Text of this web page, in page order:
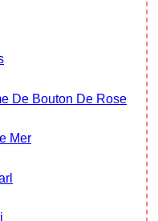
De Bouton De Rose
Mer